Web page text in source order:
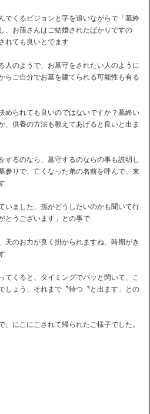
でくるビジョンと字を追いながらで「墓終
、お孫さんはご結婚されたばかりですの
れても良いとでます
人のようで、お墓守をされたい人のように
らご自分でお墓を建てられる可能性も有る
められても良いのではないですか？墓終い
、供養の方法も教えてあげると良いと出ま
するのなら、墓守するのならの事も説明し
参りで、亡くなった弟の名前を呼んで、来
いました、孫がどうしたいのかも聞いて行
とうございます」との事で
天のお力が良く掛かられますね、時期がき
てくると、タイミングでパッと閃いて、こ
しょう、それまで〝待つ〝と出ます」との
にこにこされて帰られたご様子でした。